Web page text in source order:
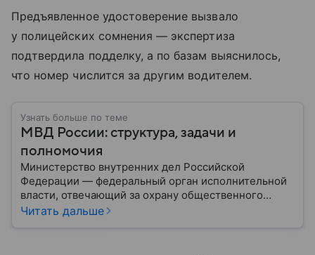
Предъявленное удостоверение вызвало
у полицейских сомнения — экспертиза
подтвердила подделку, а по базам выяснилось,
что номер числится за другим водителем.
Узнать больше по теме
МВД России: структура, задачи и
полномочия
Министерство внутренних дел Российской
Федерации — федеральный орган исполнительной
власти, отвечающий за охрану общественного
порядка, борьбу с преступностью, обеспечение
Читать дальше